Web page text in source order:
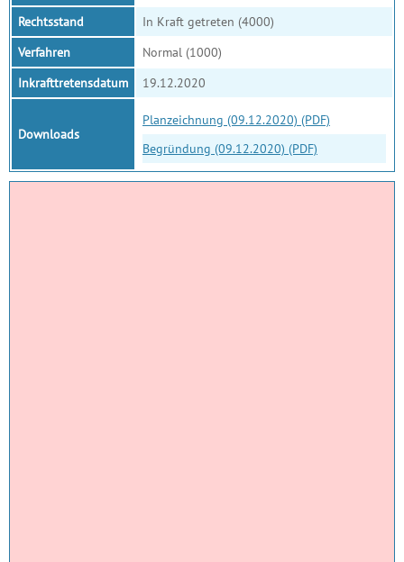
Rechtsstand
In Kraft getreten (4000)
Verfahren
Normal (1000)
Inkrafttretensdatum
19.12.2020
Downloads
Planzeichnung (09.12.2020) (PDF)
Begründung (09.12.2020) (PDF)